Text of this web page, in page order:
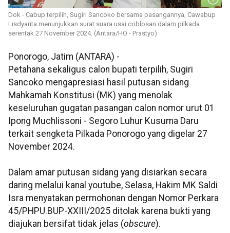
Dok - Cabup terpilih, Sugiri Sancoko bersama pasangannya, Cawabup
Lisdyarita menunjukkan surat suara usai coblosan dalam pilkada
serentak 27 November 2024. (Antara/HO - Prastyo)
Ponorogo, Jatim (ANTARA) -
Petahana sekaligus calon bupati terpilih, Sugiri
Sancoko mengapresiasi hasil putusan sidang
Mahkamah Konstitusi (MK) yang menolak
keseluruhan gugatan pasangan calon nomor urut 01
Ipong Muchlissoni - Segoro Luhur Kusuma Daru
terkait sengketa Pilkada Ponorogo yang digelar 27
November 2024.
Dalam amar putusan sidang yang disiarkan secara
daring melalui kanal youtube, Selasa, Hakim MK Saldi
Isra menyatakan permohonan dengan Nomor Perkara
45/PHPU.BUP-XXIII/2025 ditolak karena bukti yang
diajukan bersifat tidak jelas (obscure).